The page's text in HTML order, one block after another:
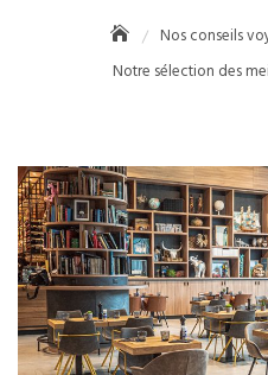
Nos conseils
Notre sélection des